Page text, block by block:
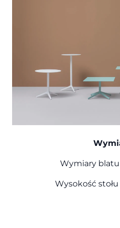
Wymiary
Wysokość